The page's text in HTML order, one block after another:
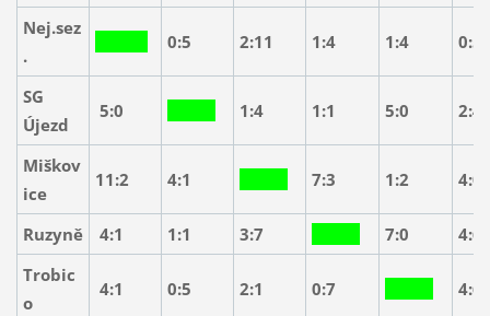
Nej.sez
.
0:5 2:11 1:4 1:4 0:5
SG
Újezd
5:0 1:4 1:1 5:0 2:4
Miškov
ice
11:2 4:1 7:3 1:2 4:0
Ruzyně 4:1 1:1 3:7 7:0
4:6
Trobic
o
4:1 0:5 2:1 0:7 4:6